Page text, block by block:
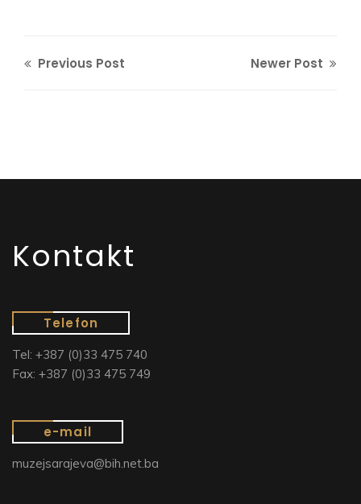
Previous Post Newer Post
Kontakt
Telefon
Tel: +387 (0)33 475 740
Fax: +387 (0)33 475 749
e-mail
muzejsarajeva@bih.net.ba